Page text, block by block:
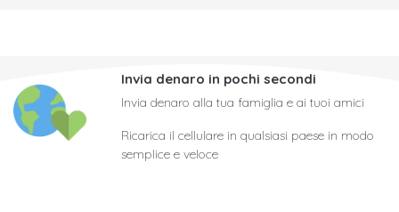
Invia denaro in pochi secondi
Invia denaro alla tua famiglia e ai tuoi amici
Ricarica il cellulare in qualsiasi paese in modo
semplice e veloce